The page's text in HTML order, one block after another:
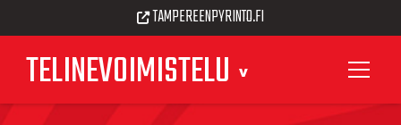
TELINEVOIMISTELU
TAMPEREENPYRINTO.FI